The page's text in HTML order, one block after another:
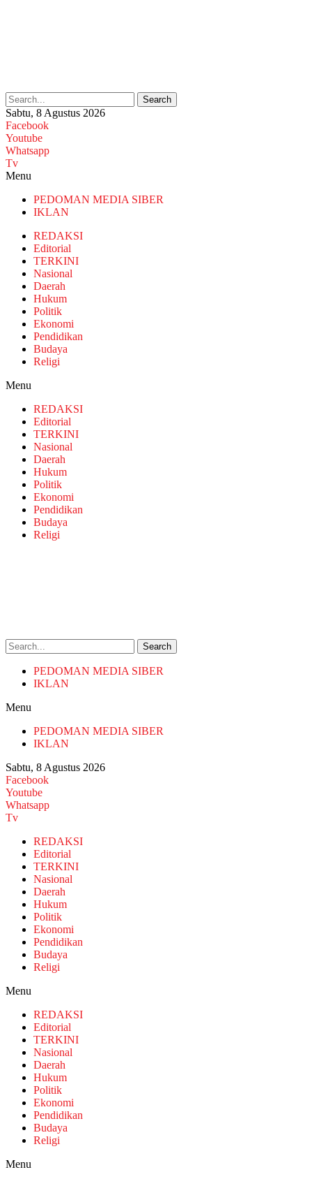
Search
Sabtu, 8 Agustus 2026
Facebook
Youtube
Whatsapp
Tv
Menu
PEDOMAN MEDIA SIBER
IKLAN
REDAKSI
Editorial
TERKINI
Nasional
Daerah
Hukum
Politik
Ekonomi
Pendidikan
Budaya
Religi
Menu
REDAKSI
Editorial
TERKINI
Nasional
Daerah
Hukum
Politik
Ekonomi
Pendidikan
Budaya
Religi
Search
PEDOMAN MEDIA SIBER
IKLAN
Menu
PEDOMAN MEDIA SIBER
IKLAN
Sabtu, 8 Agustus 2026
Facebook
Youtube
Whatsapp
Tv
REDAKSI
Editorial
TERKINI
Nasional
Daerah
Hukum
Politik
Ekonomi
Pendidikan
Budaya
Religi
Menu
REDAKSI
Editorial
TERKINI
Nasional
Daerah
Hukum
Politik
Ekonomi
Pendidikan
Budaya
Religi
Menu